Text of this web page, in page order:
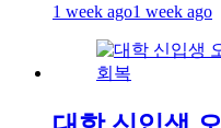
1 week ago1 week ago